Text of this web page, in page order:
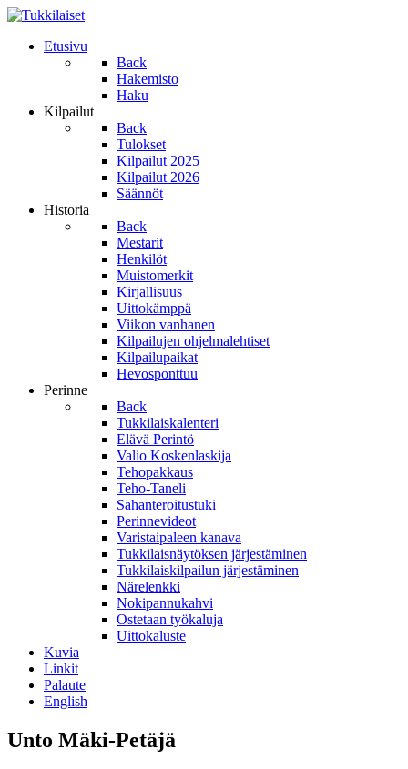
Etusivu
Back
Hakemisto
Haku
Kilpailut
Back
Tulokset
Kilpailut 2025
Kilpailut 2026
Säännöt
Historia
Back
Mestarit
Henkilöt
Muistomerkit
Kirjallisuus
Uittokämppä
Viikon vanhanen
Kilpailujen ohjelmalehtiset
Kilpailupaikat
Hevosponttuu
Perinne
Back
Tukkilaiskalenteri
Elävä Perintö
Valio Koskenlaskija
Tehopakkaus
Teho-Taneli
Sahanteroitustuki
Perinnevideot
Varistaipaleen kanava
Tukkilaisnäytöksen järjestäminen
Tukkilaiskilpailun järjestäminen
Närelenkki
Nokipannukahvi
Ostetaan työkaluja
Uittokaluste
Kuvia
Linkit
Palaute
English
Unto Mäki-Petäjä